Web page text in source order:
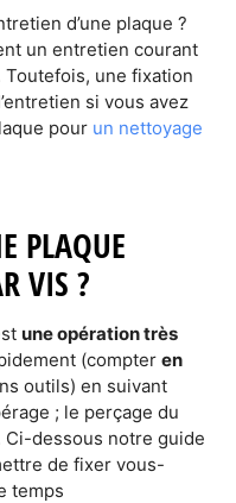
d’une plaque ?
un entretien courant
une fixation
si vous avez
pour un nettoyage
PLAQUE
VIS ?
une opération très
(compter en
outils) en suivant
; le perçage du
Ci-dessous notre guide
de fixer vous-
temps